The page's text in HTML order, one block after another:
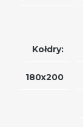
Kołdry:
180x200